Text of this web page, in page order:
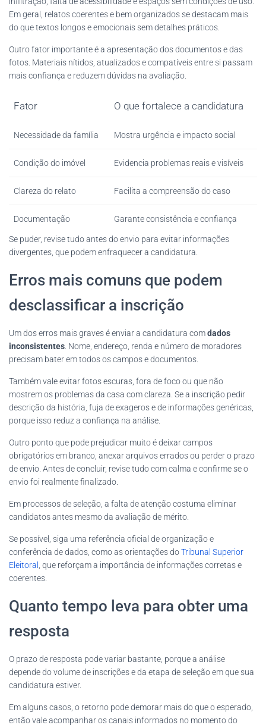
Em geral, relatos coerentes e bem organizados se destacam mais
do que textos longos e emocionais sem detalhes práticos.
Outro fator importante é a apresentação dos documentos e das
fotos. Materiais nítidos, atualizados e compatíveis entre si passam
mais confiança e reduzem dúvidas na avaliação.
Fator O que fortalece a candidatura
Necessidade da família Mostra urgência e impacto social
Condição do imóvel Evidencia problemas reais e visíveis
Clareza do relato Facilita a compreensão do caso
Documentação Garante consistência e confiança
Se puder, revise tudo antes do envio para evitar informações
divergentes, que podem enfraquecer a candidatura.
Erros mais comuns que podem
desclassificar a inscrição
Um dos erros mais graves é enviar a candidatura comdados
inconsistentes . Nome, endereço, renda e número de moradores
precisam bater em todos os campos e documentos.
Também vale evitar fotos escuras, fora de foco ou que não
mostrem os problemas da casa com clareza. Se a inscrição pedir
descrição da história, fuja de exageros e de informações genéricas,
porque isso reduz a confiança na análise.
Outro ponto que pode prejudicar muito é deixar campos
obrigatórios em branco, anexar arquivos errados ou perder o prazo
de envio. Antes de concluir, revise tudo com calma e confirme se o
envio foi realmente finalizado.
Em processos de seleção, a falta de atenção costuma eliminar
candidatos antes mesmo da avaliação de mérito.
Se possível, siga uma referência oficial de organização e
conferência de dados, como as orientações doTribunal Superior
Eleitoral
, que reforçam a importância de informações corretas e
coerentes.
Quanto tempo leva para obter uma
resposta
O prazo de resposta pode variar bastante, porque a análise
depende do volume de inscrições e da etapa de seleção em que sua
candidatura estiver.
Em alguns casos, o retorno pode demorar mais do que o esperado,
então vale acompanhar os canais informados no momento do